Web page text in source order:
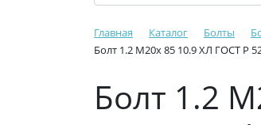
Главная Каталог Болты
Болт 1.2 М20х 85 10.9 ХЛ ГОСТ Р
Болт 1.2